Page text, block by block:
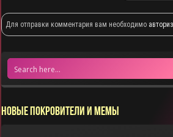
Для отправки комментария вам необходимо
НОВЫЕ ПОКРОВИТЕЛИ И МЕМЫ